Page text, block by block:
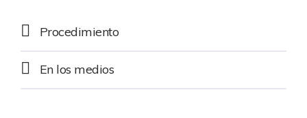
Procedimiento
En los medios